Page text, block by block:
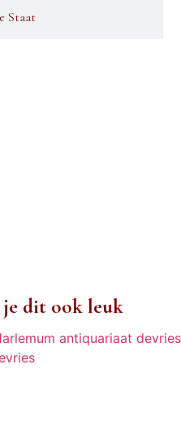
Staat
dit ook leuk